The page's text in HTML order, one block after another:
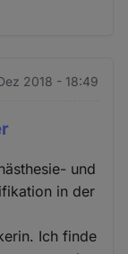
2018 - 18:49
und
in der
Ich finde